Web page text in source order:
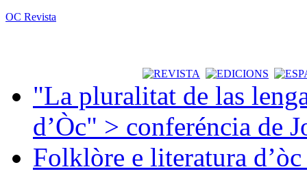
OC Revista
"La pluralitat de las
d’Òc" > conferéncia de
Folklòre e literatura